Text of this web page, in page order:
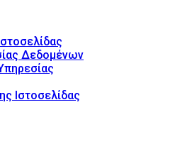
Δεδομένων
Ιστοσελίδας